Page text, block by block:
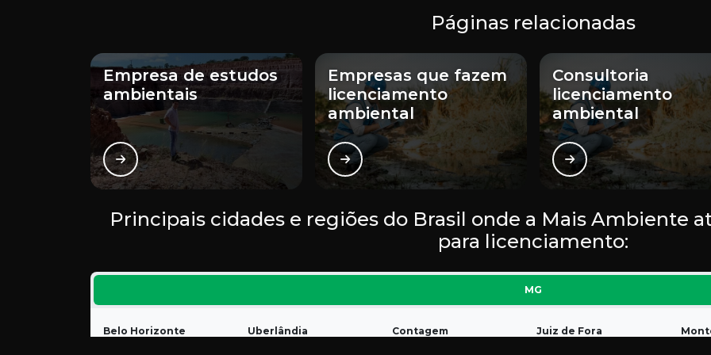
Páginas relacionadas
Empresa de estudos
ambientais
Empresas que fazem
licenciamento
ambiental
Consultoria
licenciamento
ambiental
Principais cidades e regiões do Brasil onde a Mais Ambiente
para licenciamento:
MG
Belo Horizonte Uberlândia Contagem Juiz de Fora